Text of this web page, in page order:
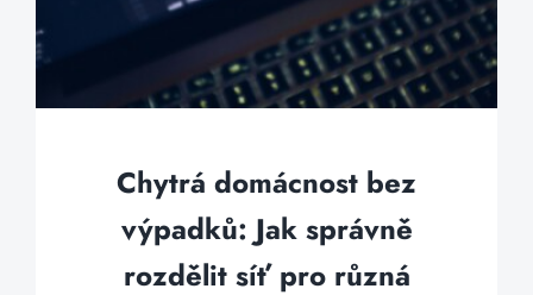
Chytrá domácnost bez
výpadků: Jak správně
rozdělit síť pro různá